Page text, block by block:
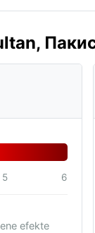
5 6
efekte